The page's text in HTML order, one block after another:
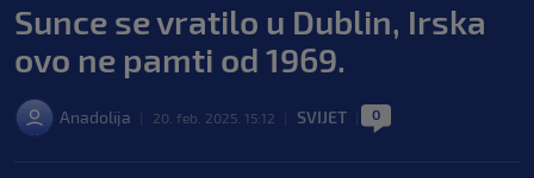
Sunce se vratilo u Dublin, Irska
ovo ne pamti od 1969.
Anadolija 20. feb. 2025. 15:12 SVIJET 0